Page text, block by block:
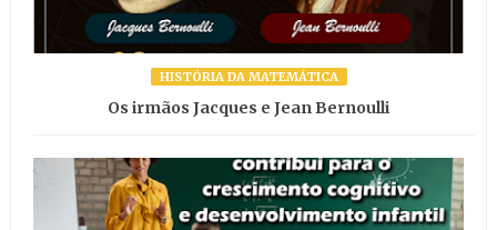
HISTÓRIA DA MATEMÁTICA
Os irmãos Jacques e Jean Bernoulli